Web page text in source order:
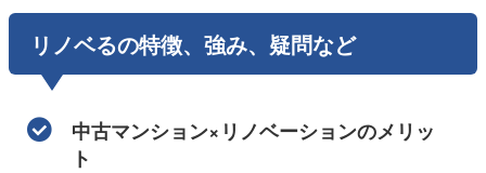
リノベるの特徴、強み、疑問など
中古マンション×リノベーションのメリッ
ト